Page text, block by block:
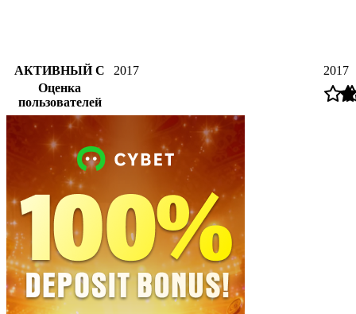
АКТИВНЫЙ С 2017
2017
Оценка
пользователей